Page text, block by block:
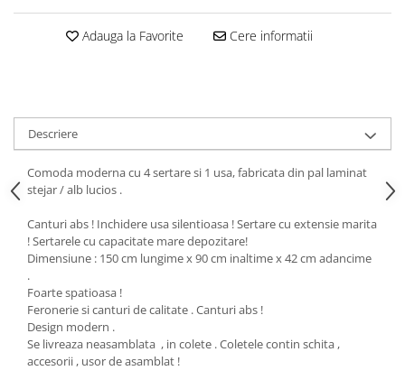
Adauga la Favorite Cere informatii
Descriere
Comoda moderna cu 4 sertare si 1 usa, fabricata din pal laminat
stejar / alb lucios .
Canturi abs ! Inchidere usa silentioasa ! Sertare cu extensie marita
! Sertarele cu capacitate mare depozitare!
Dimensiune : 150 cm lungime x 90 cm inaltime x 42 cm adancime
.
Foarte spatioasa !
Feronerie si canturi de calitate . Canturi abs !
Design modern .
Se livreaza neasamblata , in colete . Coletele contin schita ,
accesorii , usor de asamblat !